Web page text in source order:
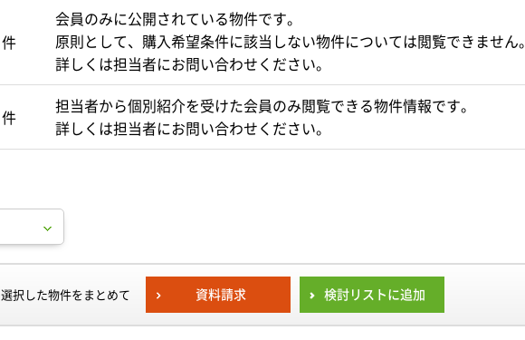
件
会員のみに公開されている物件です。
原則として、購入希望条件に該当しない物件については閲覧できません。
詳しくは担当者にお問い合わせください。
件
担当者から個別紹介を受けた会員のみ閲覧できる物件情報です。
詳しくは担当者にお問い合わせください。
選択した物件をまとめて 資料請求 検討リストに追加